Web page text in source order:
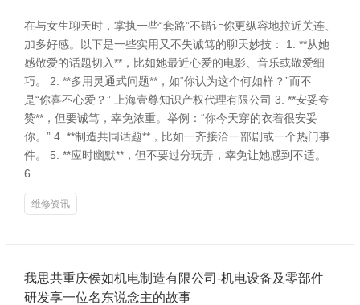
在与女生聊天时，掌执一些“套路”不错让你更纵容地拉近关连、
加多好感。以下是一些实用又不失诚笃的聊天妙技： 1. **从她
感敬爱的话题切入**，比如她最近心爱的电影、音乐或敬爱细
巧。 2. **多用灵通式问题**，如“你认为这个何如样？”而不
是“你喜不心爱？” 上海壹尊知识产权代理有限公司 3. **安妥夸
赞**，但要诚笃，幸免浓重。举例：“你今天穿的衣着很安妥
你。” 4. **制造共同话题**，比如一齐接洽一部剧或一个热门事
件。 5. **应时幽默**，但不要过分玩弄，幸免让她感到不适。
6.
维修资讯
我思共重庆侯如机电制造有限公司-机电设备及零部件
研发享一位名东说念主的故事